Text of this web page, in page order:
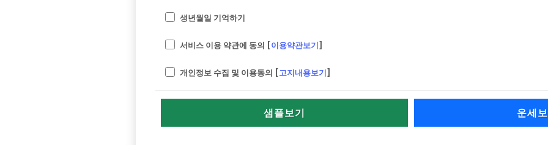
생년월일 기억하기
서비스 이용 약관에 동의 [이용약관보기]
개인정보 수집 및 이용동의 [고지내용보기]
샘플보기 운세